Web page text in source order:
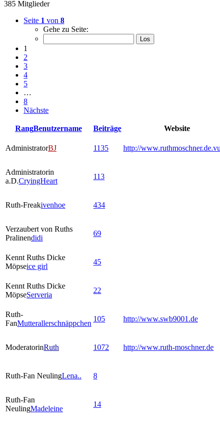
385 Mitglieder
Seite 1 von 8
Gehe zu Seite:
1
2
3
4
5
…
8
Nächste
RangBenutzername Beiträge Website
AdministratorBJ 1135 http://
Administratorin
a.D.CryingHeart
113
Ruth-Freakivenhoe 434
Verzaubert von Ruths
Pralinendidi
69
Kennt Ruths Dicke
Möpseice girl
45
Kennt Ruths Dicke
MöpseServeria
22
Ruth-
FanMutterallerschnäppchen
105 http://www.swb9001.de
ModeratorinRuth 1072 http://www.ruth-moschner.de
Ruth-Fan NeulingLena.. 8
Ruth-Fan
NeulingMadeleine
14